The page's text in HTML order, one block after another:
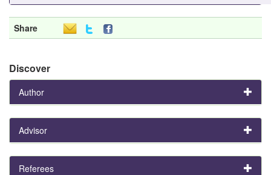
Share
Discover
Author
Advisor
Referees